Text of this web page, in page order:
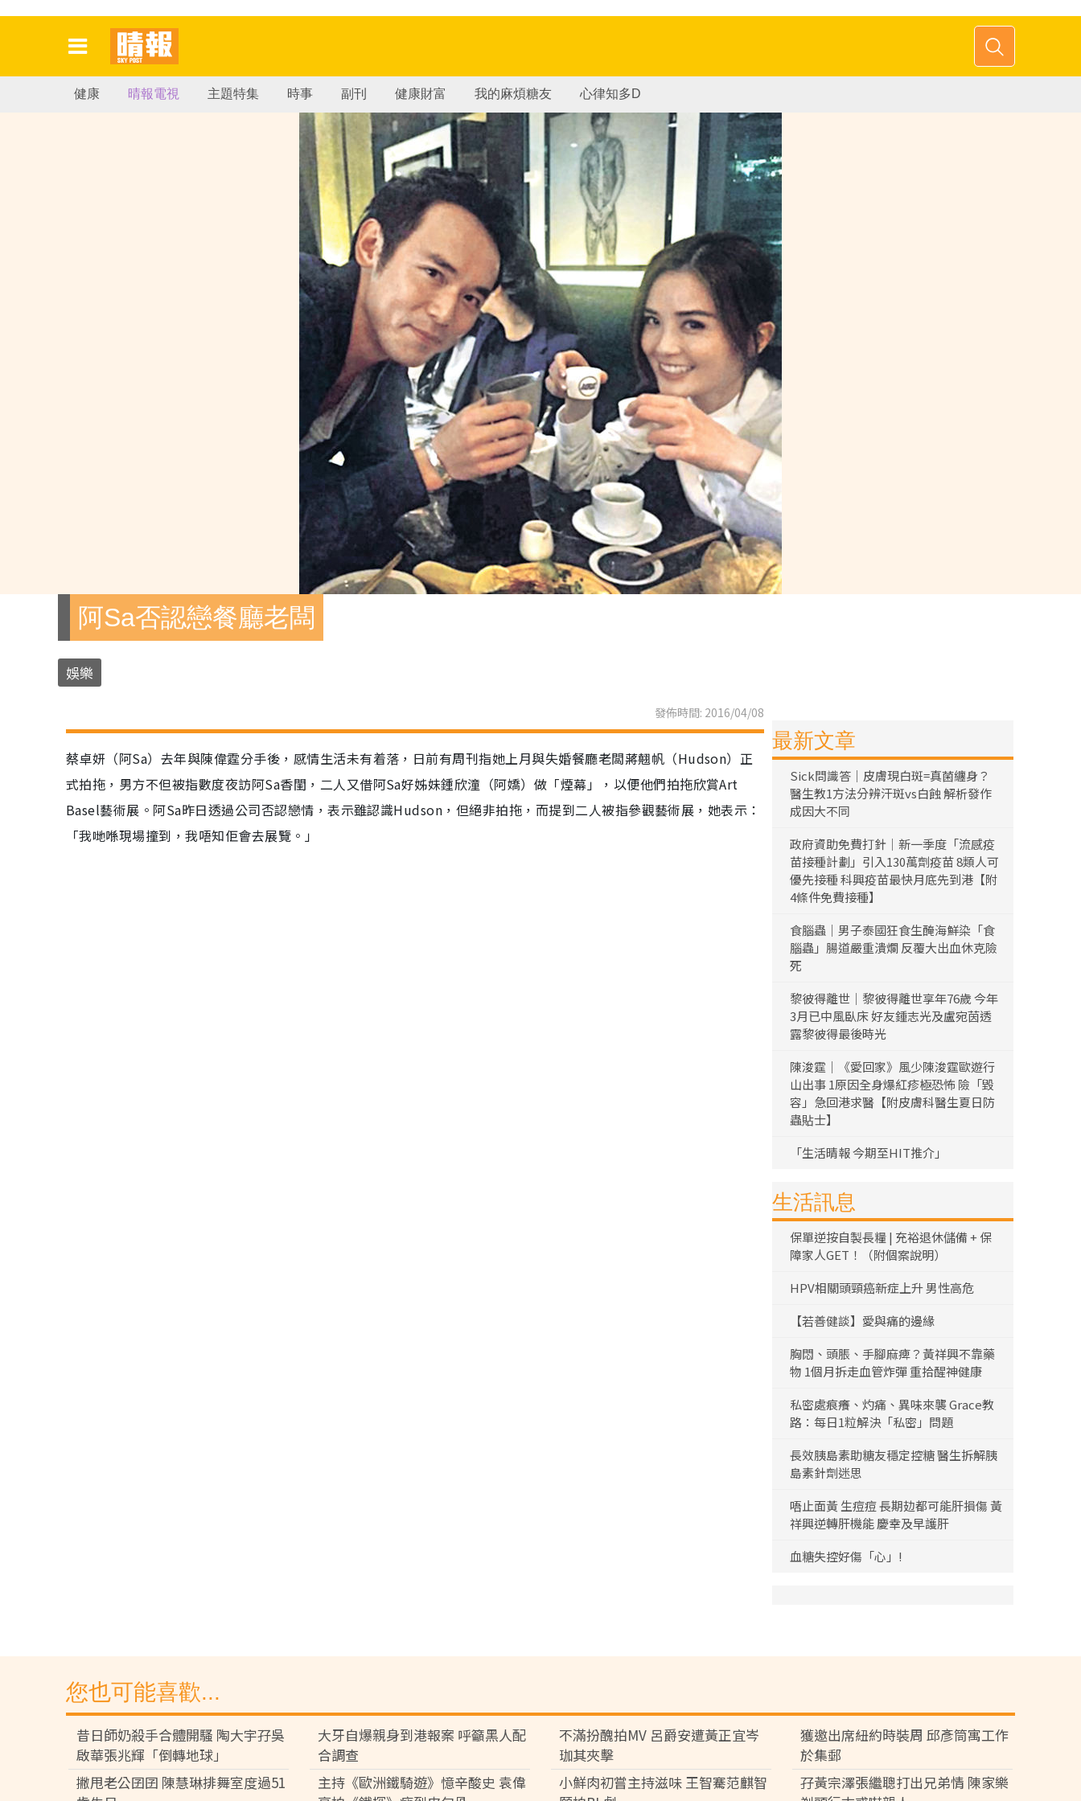
健康 晴報電視 主題特集 時事 副刊 健康財富 我的麻煩糖友 心律知多D
阿Sa否認戀餐廳老闆
娛樂
發佈時間: 2016/04/08
蔡卓妍（阿Sa）去年與陳偉霆分手後，感情生活未有着落，日前有周刊指她上月與失婚餐廳老闆蔣翹帆（Hudson）正
式拍拖，男方不但被指數度夜訪阿Sa香閨，二人又借阿Sa好姊妹鍾欣潼（阿嬌）做「煙幕」，以便他們拍拖欣賞Art
Basel藝術展。阿Sa昨日透過公司否認戀情，表示雖認識Hudson，但絕非拍拖，而提到二人被指參觀藝術展，她表示：
「我哋喺現場撞到，我唔知佢會去展覽。」
最新文章
Sick問識答｜皮膚現白斑=真菌纏身？
醫生教1方法分辨汗斑vs白蝕 解析發作
成因大不同
政府資助免費打針｜新一季度「流感疫
苗接種計劃」引入130萬劑疫苗 8類人可
優先接種 科興疫苗最快月底先到港【附
4條件免費接種】
食腦蟲｜男子泰國狂食生醃海鮮染「食
腦蟲」腸道嚴重潰爛 反覆大出血休克險
死
黎彼得離世｜黎彼得離世享年76歲 今年
3月已中風臥床 好友鍾志光及盧宛茵透
露黎彼得最後時光
陳浚霆｜《愛回家》風少陳浚霆歐遊行
山出事 1原因全身爆紅疹極恐怖 險「毀
容」急回港求醫【附皮膚科醫生夏日防
蟲貼士】
「生活晴報 今期至HIT推介」
生活訊息
保單逆按自製長糧 | 充裕退休儲備 + 保
障家人GET！（附個案說明）
HPV相關頭頸癌新症上升 男性高危
【若善健談】愛與痛的邊緣
胸悶、頭脹、手腳麻痺？黃祥興不靠藥
物 1個月拆走血管炸彈 重拾醒神健康
私密處痕癢、灼痛、異味來襲 Grace教
路：每日1粒解決「私密」問題
長效胰島素助糖友穩定控糖 醫生拆解胰
島素針劑迷思
唔止面黃 生痘痘 長期攰都可能肝損傷 黃
祥興逆轉肝機能 慶幸及早護肝
血糖失控好傷「心」!
您也可能喜歡...
昔日師奶殺手合體開騷 陶大宇孖吳
啟華張兆輝「倒轉地球」
大牙自爆親身到港報案 呼籲黑人配
合調查
不滿扮醜拍MV 呂爵安遭黃正宜岑
珈其夾擊
獲邀出席紐約時裝周 邱彥筒寓工作
於集郵
撇甩老公囝囝 陳慧琳排舞室度過51
主持《歐洲鐵騎遊》憶辛酸史 袁偉
小鮮肉初嘗主持滋味 王智騫范麒智
孖黃宗澤張繼聰打出兄弟情 陳家樂